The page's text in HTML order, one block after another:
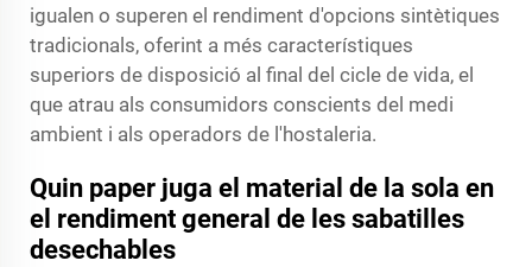
igualen o superen el rendiment d'opcions sintètiques
tradicionals, oferint a més característiques
superiors de disposició al final del cicle de vida, el
que atrau als consumidors conscients del medi
ambient i als operadors de l'hostaleria.
Quin paper juga el material de la sola en
el rendiment general de les sabatilles
desechables